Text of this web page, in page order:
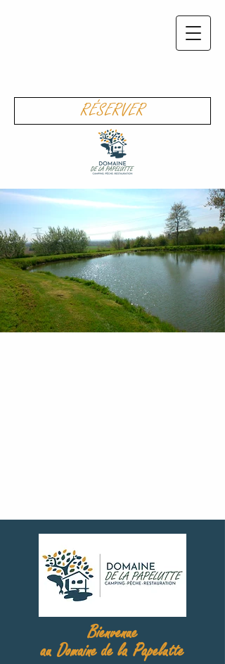
RÉSERVER
Bienvenue
au Domaine de la Papelutte